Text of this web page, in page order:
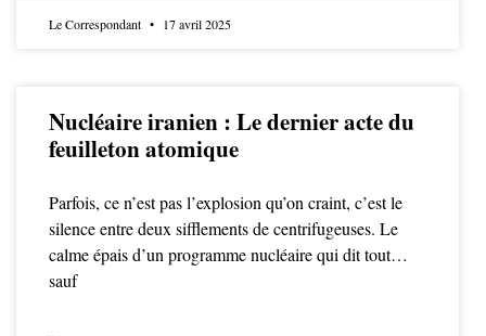
Le Correspondant 17 avril 2025
Nucléaire iranien : Le dernier acte du
feuilleton atomique
Parfois, ce n’est pas l’explosion qu’on craint, c’est le
silence entre deux sifflements de centrifugeuses. Le
calme épais d’un programme nucléaire qui dit tout…
sauf